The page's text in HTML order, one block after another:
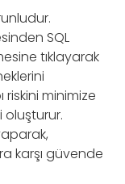
SQL
tıklayarak
riskini minimize
oluşturur.
karşı güvende